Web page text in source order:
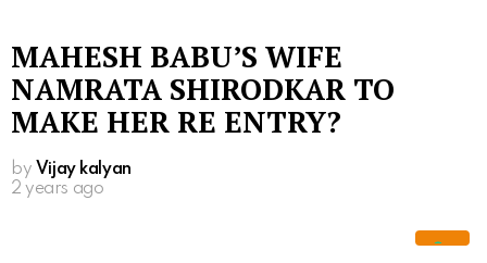
MAHESH BABU’S WIFE
NAMRATA SHIRODKAR TO
MAKE HER RE ENTRY?
by Vijay kalyan
2 years ago